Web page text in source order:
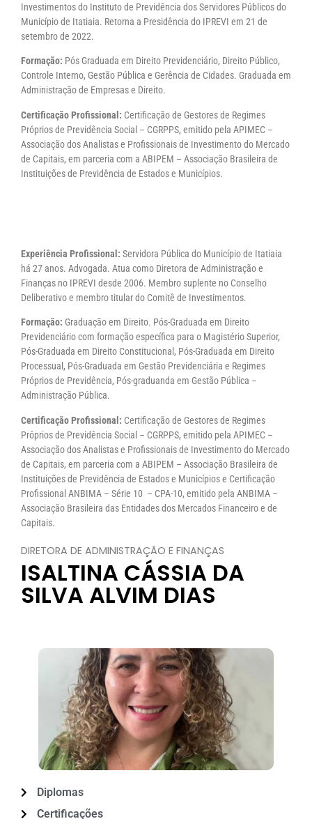
Investimentos do Instituto de Previdência dos Servidores Públicos do
Município de Itatiaia. Retorna a Presidência do IPREVI em 21 de
setembro de 2022.
Formação: Pós Graduada em Direito Previdenciário, Direito Público,
Controle Interno, Gestão Pública e Gerência de Cidades. Graduada em
Administração de Empresas e Direito.
Certificação Profissional: Certificação de Gestores de Regimes
Próprios de Previdência Social – CGRPPS, emitido pela APIMEC –
Associação dos Analistas e Profissionais de Investimento do Mercado
de Capitais, em parceria com a ABIPEM – Associação Brasileira de
Instituições de Previdência de Estados e Municípios.
Experiência Profissional: Servidora Pública do Município de Itatiaia
há 27 anos. Advogada. Atua como Diretora de Administração e
Finanças no IPREVI desde 2006. Membro suplente no Conselho
Deliberativo e membro titular do Comitê de Investimentos.
Formação: Graduação em Direito. Pós-Graduada em Direito
Previdenciário com formação específica para o Magistério Superior,
Pós-Graduada em Direito Constitucional, Pós-Graduada em Direito
Processual, Pós-Graduada em Gestão Previdenciária e Regimes
Próprios de Previdência, Pós-graduanda em Gestão Pública –
Administração Pública.
Certificação Profissional: Certificação de Gestores de Regimes
Próprios de Previdência Social – CGRPPS, emitido pela APIMEC –
Associação dos Analistas e Profissionais de Investimento do Mercado
de Capitais, em parceria com a ABIPEM – Associação Brasileira de
Instituições de Previdência de Estados e Municípios e Certificação
Profissional ANBIMA – Série 10 – CPA-10, emitido pela ANBIMA –
Associação Brasileira das Entidades dos Mercados Financeiro e de
Capitais.
DIRETORA DE ADMINISTRAÇÃO E FINANÇAS
ISALTINA CÁSSIA DA
SILVA ALVIM DIAS
Diplomas
Certificações